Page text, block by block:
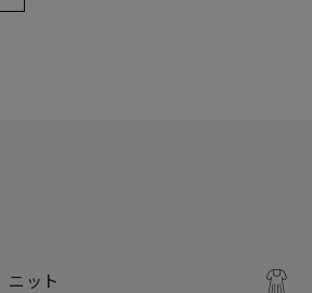
ニット